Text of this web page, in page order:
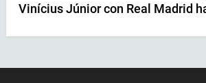
Vinícius Júnior con Real Madrid